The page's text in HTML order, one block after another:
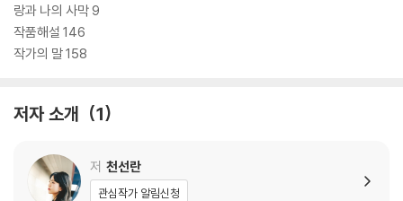
흔히들 SF 소설은 인간을 위협하는 로봇과 외계인이 등장하고, 우주 세계
어딘가가 배경이고, 다루는 세계관마저 낯설어 순문학 독자들이 읽어내기
에는 장벽이 있다고들 말한다. 천선란의 소설 역시 무수한 로봇이 등장하
랑과 나의 사막 9
작품해설 146
작가의 말 158
저자 소개 1
저 천선란
관심작가 알림신청